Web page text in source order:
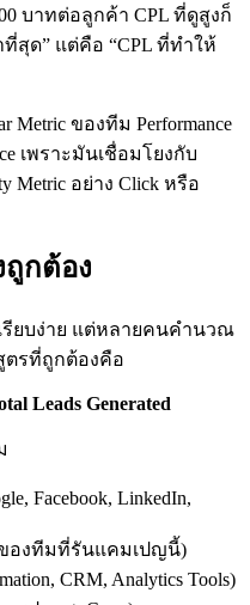
บาทต่อลูกค้า CPL ที่ดูสูงก็
ที่สุด” แต่คือ “CPL ที่ทำให้
Metric ของทีม Performance
เพราะมันเชื่อมโยงกับ
Metric อย่าง Click หรือ
กต้อง
รียบง่าย แต่หลายคนคำนวณ
ตรที่ถูกต้องคือ
Leads Generated
Facebook, LinkedIn,
ของทีมที่รันแคมเปญนี้)
CRM, Analytics Tools)